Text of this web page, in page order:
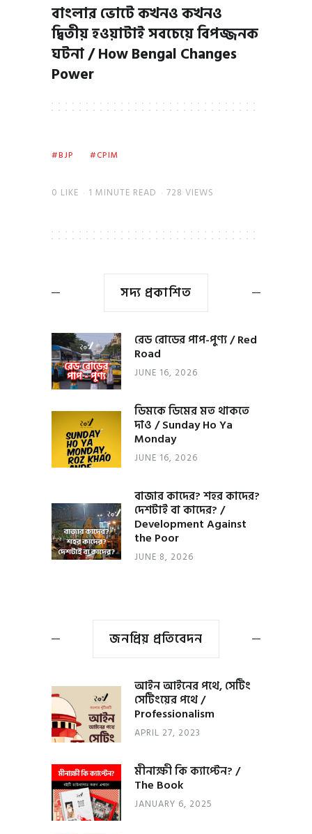
বাংলার ভোটে কখনও কখনও
দ্বিতীয় হওয়াটাই সবচেয়ে বিপজ্জনক
ঘটনা / How Bengal Changes
Power
BJP CPIM
0 LIKE 1 MINUTE READ 728 VIEWS
সদ্য প্রকাশিত
রেড রোডের পাপ-পুণ্য / Red
Road
JUNE 16, 2026
ডিমকে ডিমের মত থাকতে
দাও / Sunday Ho Ya
Monday
JUNE 16, 2026
বাজার কাদের? শহর কাদের?
দেশটাই বা কাদের? /
Development Against
the Poor
JUNE 8, 2026
জনপ্রিয় প্রতিবেদন
আইন আইনের পথে, সেটিং
সেটিংয়ের পথে /
Professionalism
APRIL 27, 2023
মীনাক্ষী কি ক্যাপ্টেন? /
The Book
JANUARY 6, 2025